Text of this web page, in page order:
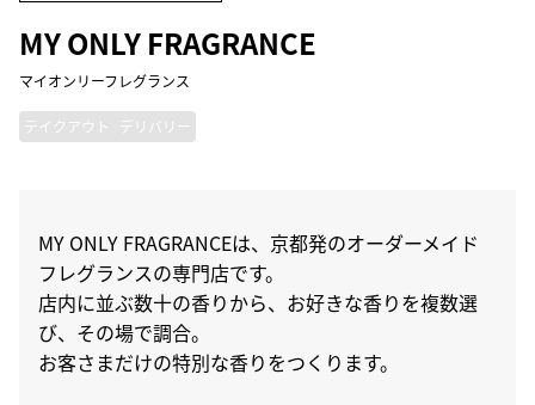
MY ONLY FRAGRANCE
マイオンリーフレグランス
テイクアウト デリバリー
MY ONLY FRAGRANCEは、京都発のオーダーメイド
フレグランスの専門店です。
店内に並ぶ数十の香りから、お好きな香りを複数選
び、その場で調合。
お客さまだけの特別な香りをつくります。